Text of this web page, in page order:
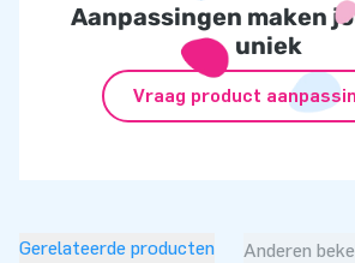
Aanpassingen maken
uniek
Vraag product
Gerelateerde producten Anderen